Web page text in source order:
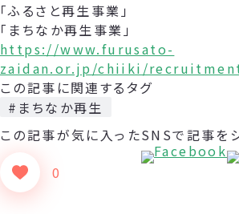
「ふるさと再生事業」
「まちなか再生事業」
https://www.furusato-
zaidan.or.jp/chiiki/
この記事に関連するタグ
#まちなか再生
この記事が気に入った
0
SNSで記事を